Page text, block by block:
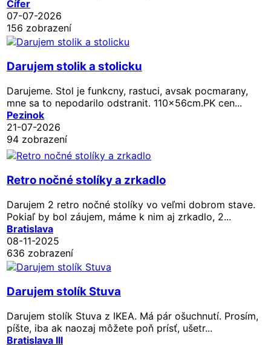
Cífer
07-07-2026
156 zobrazení
Darujem stolik a stolicku
Darujeme. Stol je funkcny, rastuci, avsak pocmarany,
mne sa to nepodarilo odstranit. 110x56cm.PK cen...
Pezinok
21-07-2026
94 zobrazení
Retro nočné stolíky a zrkadlo
Darujem 2 retro nočné stolíky vo veľmi dobrom stave.
Pokiaľ by bol záujem, máme k nim aj zrkadlo, 2...
Bratislava
08-11-2025
636 zobrazení
Darujem stolík Stuva
Darujem stolík Stuva z IKEA. Má pár ošuchnutí. Prosím,
píšte, iba ak naozaj môžete poň prísť, ušetr...
Bratislava III